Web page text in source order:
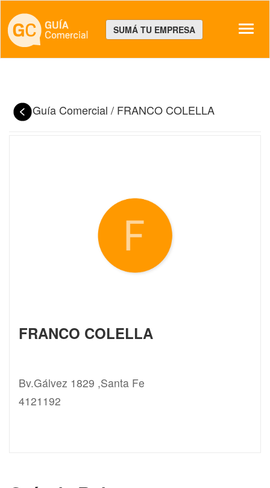
SUMÁ TU EMPRESA
Guía Comercial / FRANCO COLELLA
FRANCO COLELLA
Bv.Gálvez 1829 ,Santa Fe
4121192